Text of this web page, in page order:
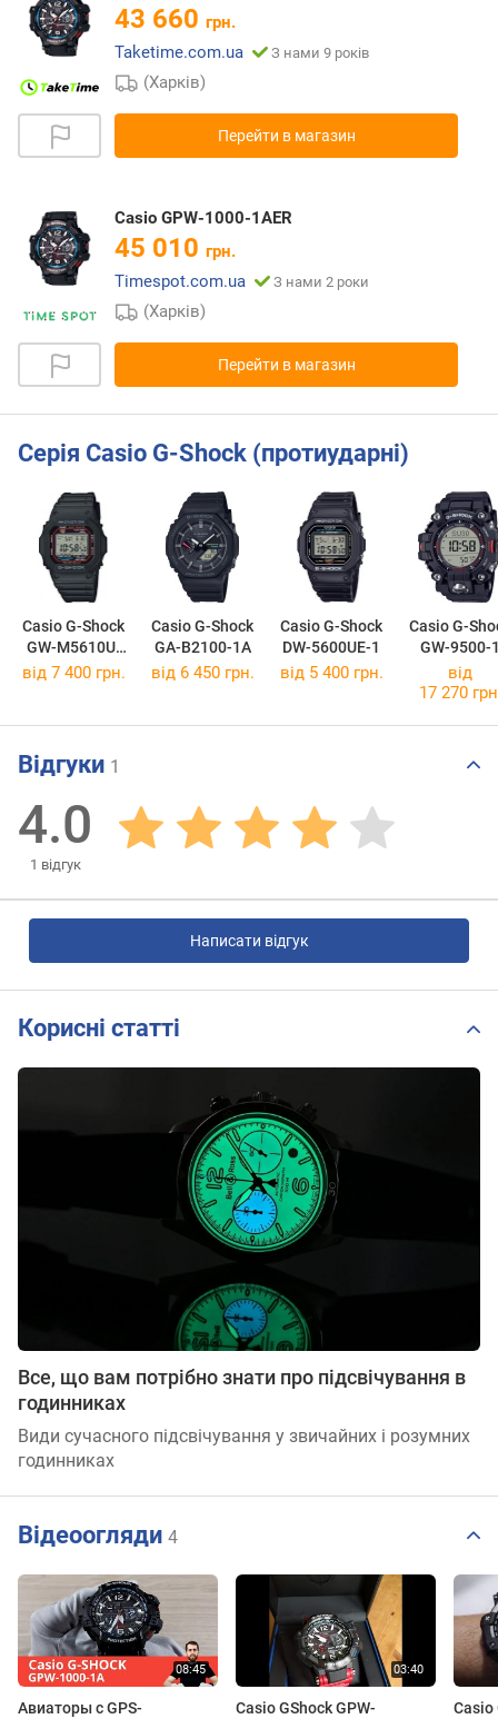
43 660 грн.
Taketime.com.ua
З нами 9 років
(Харків)
Перейти в магазин
Casio GPW-1000-1AER
45 010 грн.
Timespot.com.ua
З нами 2 роки
(Харків)
Перейти в магазин
Серія Casio G-Shock (протиударні)
Casio G-Shock
GW-M5610U-
1E
Casio G-Shock
GA-B2100-1A
Casio G-Shock
DW-5600UE-1
Casio G-
GW-9500-
від 7 400 грн. від 6 450 грн. від 5 400 грн.
від
17 270
Відгуки 1
4.0
1 відгук
Написати відгук
Корисні статті
Все, що вам потрібно знати про підсвічування в
годинниках
Види сучасного підсвічування у звичайних і розумних
годинниках
Відеоогляди 4
Авиаторы с GPS-
Casio GShock GPW-
Casio